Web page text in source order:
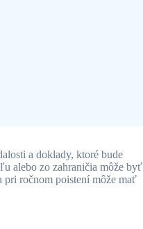
a doklady, ktoré bude
alebo zo zahraničia môže byť
pri ročnom poistení môže mať